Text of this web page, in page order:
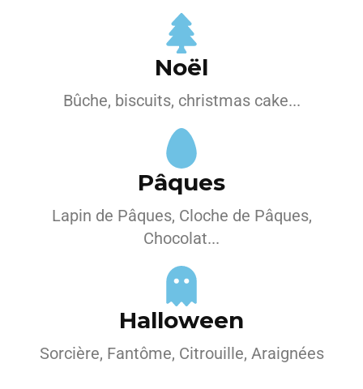
Noël
Bûche, biscuits, christmas cake...
Pâques
Lapin de Pâques, Cloche de Pâques,
Chocolat...
Halloween
Sorcière, Fantôme, Citrouille, Araignées